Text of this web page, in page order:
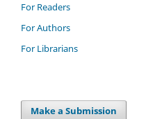
For Readers
For Authors
For Librarians
Make a Submission